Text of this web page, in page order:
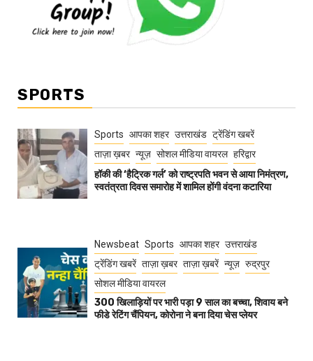
SPORTS
Sports आपका शहर उत्तराखंड ट्रेंडिंग खबरें
ताज़ा ख़बर न्यूज़ सोशल मीडिया वायरल हरिद्वार
हॉकी की ‘हैट्रिक गर्ल’ को राष्ट्रपति भवन से आया निमंत्रण,
स्वतंत्रता दिवस समारोह में शामिल होंगी वंदना कटारिया
Newsbeat Sports आपका शहर उत्तराखंड
ट्रेंडिंग खबरें ताज़ा ख़बर ताज़ा ख़बरें न्यूज़ रुद्रपुर
सोशल मीडिया वायरल
300 खिलाड़ियों पर भारी पड़ा 9 साल का बच्चा, शिवाय बने
फीडे रेटिंग चैंपियन, कोरोना ने बना दिया चेस प्लेयर